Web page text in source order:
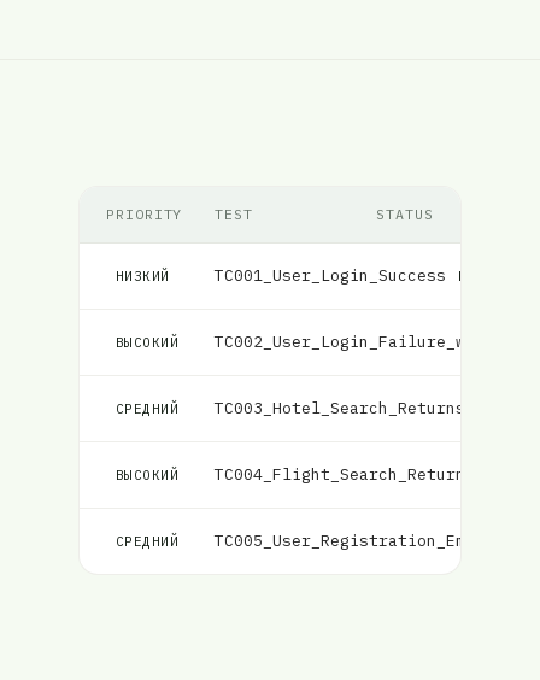
PRIORITY TEST STATUS
НИЗКИЙ TC001_User_Login_Success Неудача
ВЫСОКИЙ
СРЕДНИЙ
ВЫСОКИЙ
СРЕДНИЙ